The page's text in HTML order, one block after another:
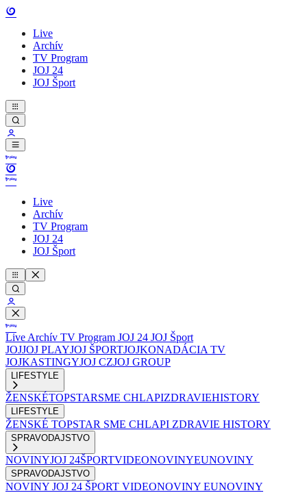
Live
Archív
TV Program
JOJ 24
JOJ Šport
Live
Archív
TV Program
JOJ 24
JOJ Šport
Live Archív TV Program JOJ 24 JOJ Šport
JOJJOJ PLAYJOJ ŠPORTJOJKONADÁCIA TV
JOJKASTINGYJOJ CZJOJ GROUP
LIFESTYLE
ŽENSKÉTOPSTARSME CHLAPIZDRAVIEHISTORY
LIFESTYLE
ŽENSKÉ TOPSTAR SME CHLAPI ZDRAVIE HISTORY
SPRAVODAJSTVO
NOVINYJOJ 24ŠPORTVIDEONOVINYEUNOVINY
SPRAVODAJSTVO
NOVINY JOJ 24 ŠPORT VIDEONOVINY EUNOVINY